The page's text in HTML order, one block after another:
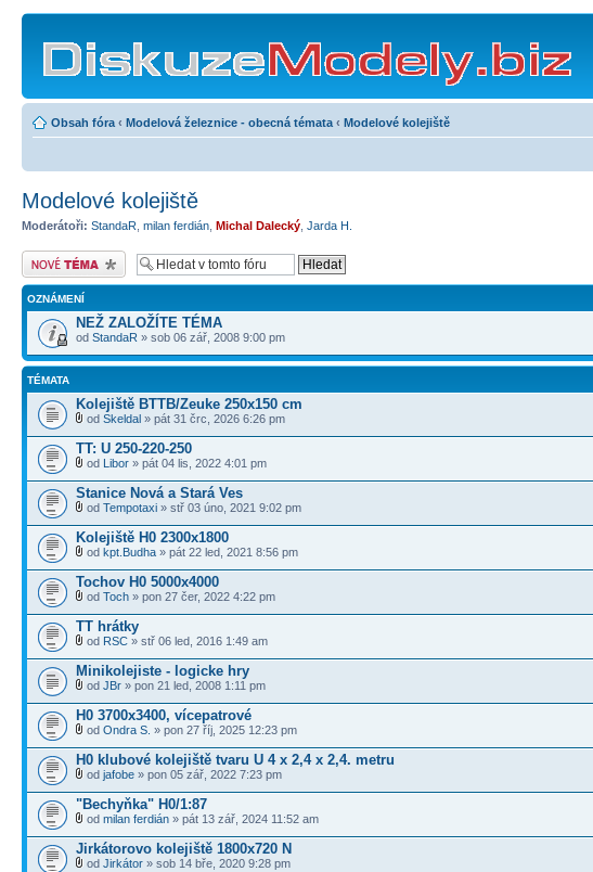
Obsah fóra ‹ Modelová železnice - obecná témata ‹ Modelové kolejiště
Modelové kolejiště
Moderátoři: StandaR milan ferdián Michal Dalecký Jarda H.
Odeslat nové téma
OZNÁMENÍ
NEŽ ZALOŽÍTE TÉMA
od StandaR » sob 06 zář, 2008 9:00 pm
TÉMATA
Kolejiště BTTB/Zeuke 250x150 cm
od Skeldal » pát 31 črc, 2026 6:26 pm
TT: U 250-220-250
od Libor » pát 04 lis, 2022 4:01 pm
Stanice Nová a Stará Ves
od Tempotaxi » stř 03 úno, 2021 9:02 pm
Kolejiště H0 2300x1800
od kpt.Budha » pát 22 led, 2021 8:56 pm
Tochov H0 5000x4000
od Toch » pon 27 čer, 2022 4:22 pm
TT hrátky
od RSC » stř 06 led, 2016 1:49 am
Minikolejiste - logicke hry
od JBr » pon 21 led, 2008 1:11 pm
H0 3700x3400, vícepatrové
od Ondra S. » pon 27 říj, 2025 12:23 pm
H0 klubové kolejiště tvaru U 4 x 2,4 x 2,4. metru
od jafobe » pon 05 zář, 2022 7:23 pm
"Bechyňka" H0/1:87
od milan ferdián » pát 13 zář, 2024 11:52 am
Jirkátorovo kolejiště 1800x720 N
od Jirkátor » sob 14 bře, 2020 9:28 pm